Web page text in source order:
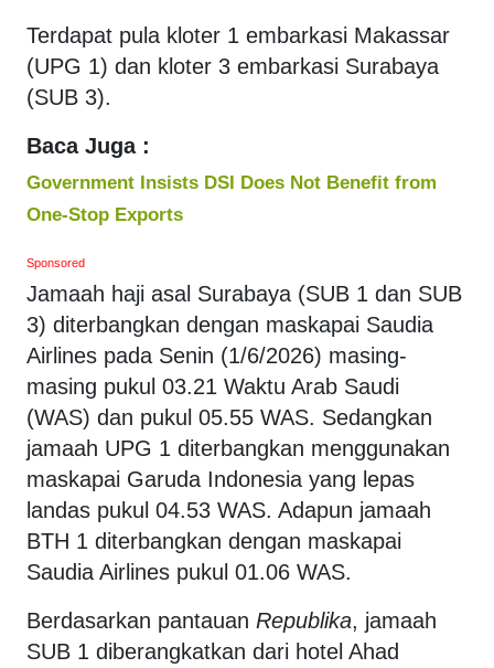
Terdapat pula kloter 1 embarkasi Makassar
(UPG 1) dan kloter 3 embarkasi Surabaya
(SUB 3).
Baca Juga :
Government Insists DSI Does Not Benefit from
One-Stop Exports
Sponsored
Jamaah haji asal Surabaya (SUB 1 dan SUB
3) diterbangkan dengan maskapai Saudia
Airlines pada Senin (1/6/2026) masing-
masing pukul 03.21 Waktu Arab Saudi
(WAS) dan pukul 05.55 WAS. Sedangkan
jamaah UPG 1 diterbangkan menggunakan
maskapai Garuda Indonesia yang lepas
landas pukul 04.53 WAS. Adapun jamaah
BTH 1 diterbangkan dengan maskapai
Saudia Airlines pukul 01.06 WAS.
Berdasarkan pantauan Republika, jamaah
SUB 1 diberangkatkan dari hotel Ahad